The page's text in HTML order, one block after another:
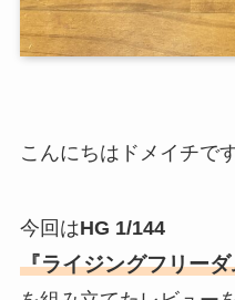
こんにちはドメイチです
今回はHG 1/144
『ライジングフリー